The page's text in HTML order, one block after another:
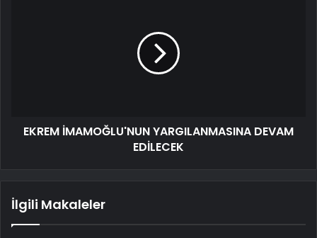
EKREM İMAMOĞLU'NUN YARGILANMASINA DEVAM
EDİLECEK
İlgili Makaleler